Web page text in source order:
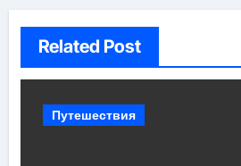
Related Post
Путешествия